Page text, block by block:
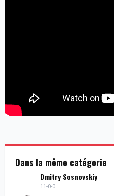
Dans la même catégorie
Dmitry Sosnovskiy
11-0-0